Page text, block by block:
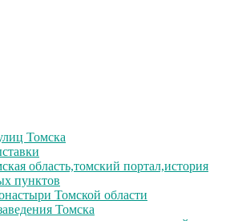
Томска
область,томский портал,история
пунктов
Томской области
Томска